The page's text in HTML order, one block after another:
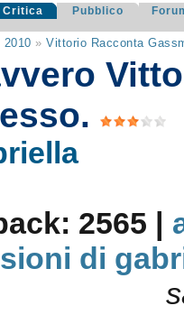
Critica Pubblico
2010 »Vittorio Racconta
2565 |
di